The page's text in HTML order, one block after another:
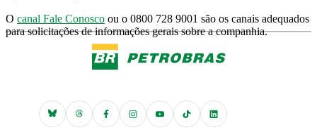
O canal Fale Conosco ou o 0800 728 9001 são os canais adequados
para solicitações de informações gerais sobre a companhia.